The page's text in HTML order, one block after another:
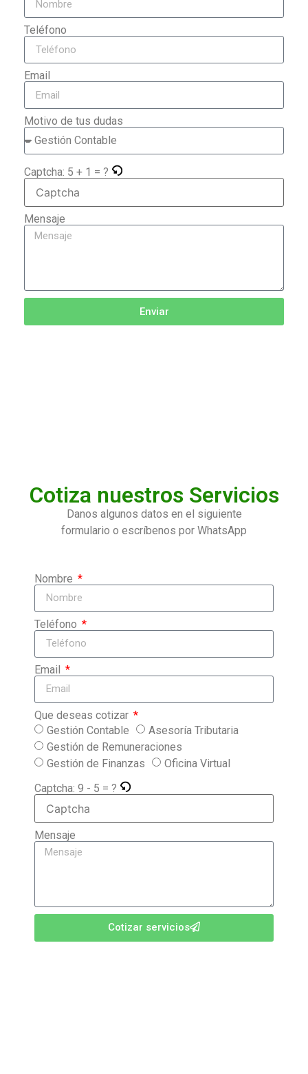
Teléfono
Email
Motivo de tus dudas
Captcha: 5 + 1 = ?
Mensaje
Enviar
Cotiza nuestros Servicios
Danos algunos datos en el siguiente
formulario o escríbenos por WhatsApp
Nombre
Teléfono
Email
Que deseas cotizar
Gestión Contable
Asesoría Tributaria
Gestión de Remuneraciones
Gestión de Finanzas
Oficina Virtual
Captcha: 9 - 5 = ?
Mensaje
Cotizar servicios